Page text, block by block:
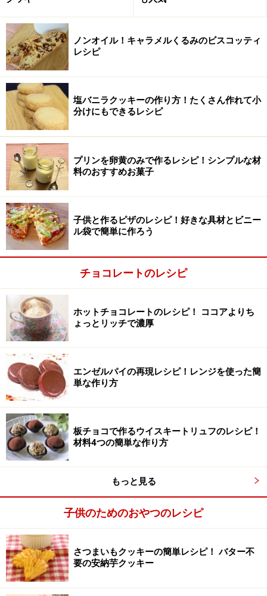
2
ナッツ、ドライフルーツを適当な大きさにカット
ナッツ、ドライフルーツの大きなものは適当な大きさに
カットしておきます。
ノンオイル！キャラメルくるみのビスコッティ
レシピ
塩バニラクッキーの作り方！たくさん作れて小
分けにもできるレシピ
プリンを卵黄のみで作るレシピ！シンプルな材
料のおすすめお菓子
子供と作るピザのレシピ！好きな具材とビニー
ル袋で簡単に作ろう
チョコレートのレシピ
ホットチョコレートのレシピ！ ココアよりち
ょっとリッチで濃厚
エンゼルパイの再現レシピ！レンジを使った簡
単な作り方
板チョコで作るウイスキートリュフのレシピ！
材料4つの簡単な作り方
もっと見る
子供のためのおやつのレシピ
さつまいもクッキーの簡単レシピ！ バター不
要の安納芋クッキー